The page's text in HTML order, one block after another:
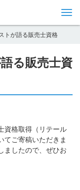
トが語る販売士資格
る販売士資
資格取得（リテール
てご寄稿いただきま
ましたので、ぜひお